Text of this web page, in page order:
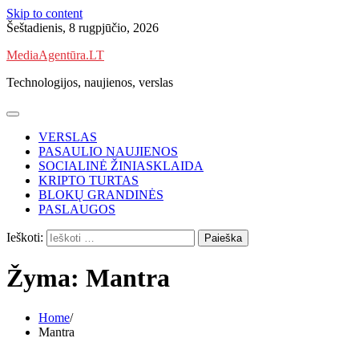
Skip to content
Šeštadienis, 8 rugpjūčio, 2026
MediaAgentūra.LT
Technologijos, naujienos, verslas
VERSLAS
PASAULIO NAUJIENOS
SOCIALINĖ ŽINIASKLAIDA
KRIPTO TURTAS
BLOKŲ GRANDINĖS
PASLAUGOS
Ieškoti:
Žyma: Mantra
Home
Mantra